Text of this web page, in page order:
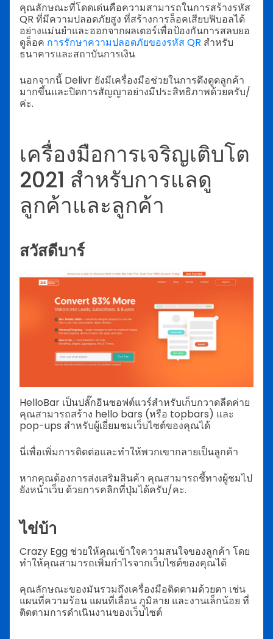
คุณลักษณะที่โดดเด่นคือความสามารถในการสร้างรหัส
QR ที่มีความปลอดภัยสูง ที่สร้างการล็อคเสียบฟิบอลได้
อย่างแม่นยำและออกจากผลเตอร์เพื่อป้องกันการสลบยอ
ดูล็อค การรักษาความปลอดภัยของรหัส QR สำหรับ
ธนาคารและสถาบันการเงิน
นอกจากนี้ Delivr ยังมีเครื่องมือช่วยในการดึงดูดลูกค้า
มากขึ้นและปิดการสัญญาอย่างมีประสิทธิภาพด้วยครับ/
ค่ะ.
เครื่องมือการเจริญเติบโต
2021 สำหรับการแลดู
ลูกค้าและลูกค้า
สวัสดีบาร์
HelloBar เป็นปลั๊กอินซอฟต์แวร์สำหรับเก็บกวาดลีดค่าย
คุณสามารถสร้าง hello bars (หรือ topbars) และ
pop-ups สำหรับผู้เยี่ยมชมเว็บไซต์ของคุณได้
นี่เพื่อเพิ่มการติดต่อและทำให้พวกเขากลายเป็นลูกค้า
หากคุณต้องการส่งเสริมสินค้า คุณสามารถชี้ทางผู้ชมไป
ยังหน้าเว็บ ด้วยการคลิกที่ปุ่มได้ครับ/คะ.
ไข่บ้า
Crazy Egg ช่วยให้คุณเข้าใจความสนใจของลูกค้า โดย
ทำให้คุณสามารถเพิ่มกำไรจากเว็บไซต์ของคุณได้
คุณลักษณะของมันรวมถึงเครื่องมือติดตามด้วยตา เช่น
แผนที่ความร้อน แผนที่เลื่อน ภูมิลาย และงานเล็กน้อย ที่
ติดตามการดำเนินงานของเว็บไซต์